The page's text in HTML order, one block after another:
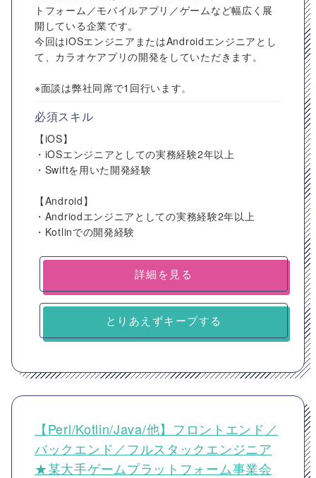
トフォーム／モバイルアプリ／ゲームなど幅広く展
開している企業です。
今回はiOSエンジニアまたはAndroidエンジニアとし
て、カラオケアプリの開発をしていただきます。
※面談は弊社同席で1回行います。
必須スキル
【iOS】
・iOSエンジニアとしての実務経験2年以上
・Swiftを用いた開発経験
【Android】
・Andriodエンジニアとしての実務経験2年以上
・Kotlinでの開発経験
詳細を見る
とりあえずキープする
【Perl/Kotlin/Java/他】フロントエンド／
バックエンド／フルスタックエンジニア
★某大手ゲームプラットフォーム事業会